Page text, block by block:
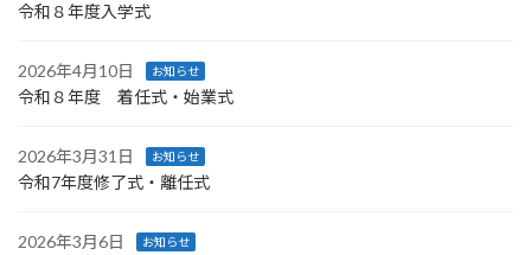
令和８年度入学式
2026年4月10日 お知らせ
令和８年度 着任式・始業式
2026年3月31日 お知らせ
令和7年度修了式・離任式
2026年3月6日 お知らせ